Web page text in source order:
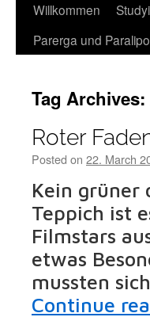
Skip
Willkommen
Parerga und
Tag Archives:
Roter
Posted on 22. March
Kein grüner
Teppich ist
Filmstars
etwas
mussten
Continue